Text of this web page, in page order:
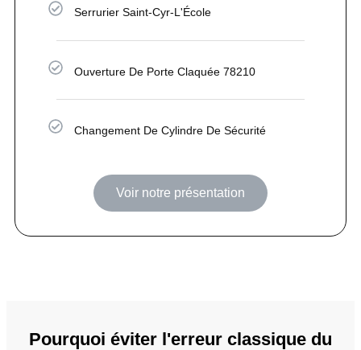
Serrurier Saint-Cyr-L'École
Ouverture De Porte Claquée 78210
Changement De Cylindre De Sécurité
Voir notre présentation
Pourquoi éviter l'erreur classique du